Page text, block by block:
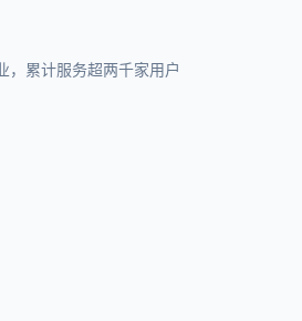
，累计服务超两千家用户